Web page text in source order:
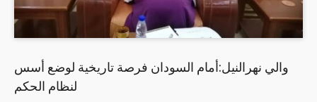
والي نهرالنيل:أمام السودان فرصة تاريخية لوضع أسس
لنظام الحكم